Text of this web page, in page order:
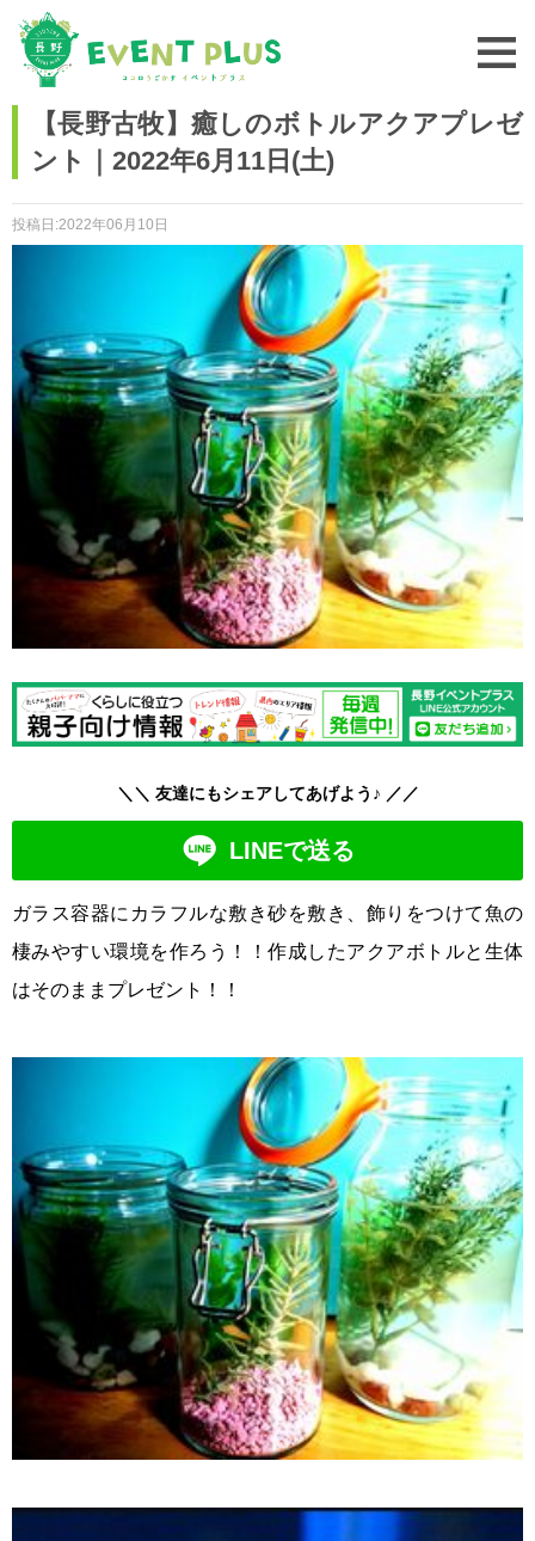
【長野古牧】癒しのボトルアクアプレゼ
ント｜2022年6月11日(土)
投稿日:2022年06月10日
＼＼ 友達にもシェアしてあげよう♪ ／／
LINEで送る
ガラス容器にカラフルな敷き砂を敷き、飾りをつけて魚の
棲みやすい環境を作ろう！！作成したアクアボトルと生体
はそのままプレゼント！！